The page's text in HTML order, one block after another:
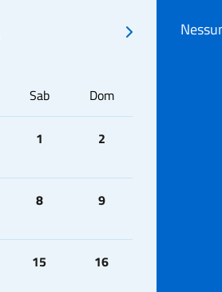
Sab Dom
1 2
8 9
15 16